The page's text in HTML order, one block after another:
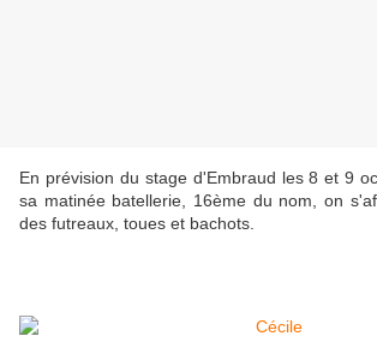
En prévision du stage d'Embraud les 8 et 9
sa matinée batellerie, 16ème du nom, on
des futreaux, toues et bachots.